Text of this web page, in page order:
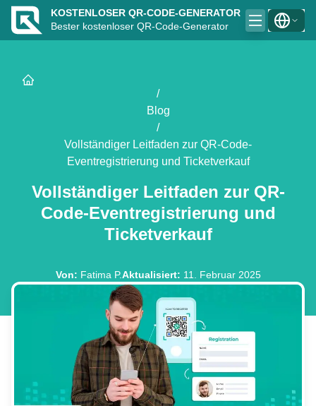
KOSTENLOSER QR-CODE-GENERATOR
Bester kostenloser QR-Code-Generator
/
Blog
/
Vollständiger Leitfaden zur QR-Code-
Eventregistrierung und Ticketverkauf
Vollständiger Leitfaden zur QR-
Code-Eventregistrierung und
Ticketverkauf
Von: Fatima P.Aktualisiert: 11. Februar 2025